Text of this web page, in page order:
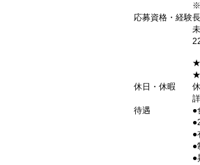
応募資格・経験
★
★
休日・休暇
待遇
●
●
●
●